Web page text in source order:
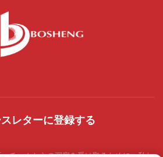
レターに登録する
チームからの洞察を受け取るために、私た